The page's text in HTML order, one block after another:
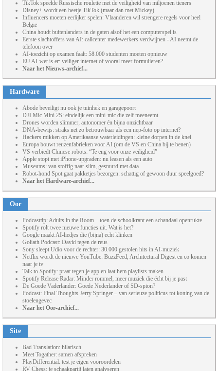
TikTok speelde Russische roulette met de veiligheid van miljoenen tieners
Disney+ wordt een beetje TikTok (maar dan met Mickey)
Influencers moeten eerlijker spelen: Vlaanderen wil strengere regels voor heel
België
China houdt buitenlanders in de gaten alsof het een computerspel is
Eerste slachtoffers van AI: callcenter medewerkers verdwijnen - AI neemt de
telefoon over
AI-toezicht op examen faalt: 58.000 studenten moeten opnieuw
EU AI-wet is er: veiliger internet of vooral meer formulieren?
Naar het Nieuws-archief...
Hardware
Abode beveiligt nu ook je tuinhek en garagepoort
DJI Mic Mini 2S: eindelijk een mini-mic die zelf meeneemt
Drones worden slimmer, autonomer én bijna onzichtbaar
DNA-bewijs: straks net zo betrouwbaar als een nep-foto op internet?
Hackers mikken op Amerikaanse waterleidingen: kleine dorpen in de knel
Europa bouwt reuzenfabrieken voor AI (om de VS en China bij te benen)
VS verbiedt Chinese robots: “Te eng voor onze veiligheid”
Apple stopt met iPhone-upgraden: nu leasen als een auto
Museums: van stoffig naar slim, gestuurd met data
Robot-hond Spot gaat pakketjes bezorgen: schattig of gewoon duur speelgoed?
Naar het Hardware-archief...
Oor
Podcasttip: Adults in the Room – toen de schoolkrant een schandaal openrukte
Spotify rolt twee nieuwe functies uit. Wat is het?
Google maakt AI-liedjes die (bijna) echt klinken
Goliath Podcast: David tegen de reus
Sony sleept Udio voor de rechter: 30.000 gestolen hits in AI-muziek
Netflix wordt de nieuwe YouTube: BuzzFeed, Architectural Digest en co komen
naar je tv
Talk to Spotify: praat tegen je app en laat hem playlists maken
Spotify Release Radar: Minder rommel, meer muziek die écht bij je past
De Goede Vaderlander: Goede Nederlander of SD-spion?
Podcast: Final Thoughts Jerry Springer – van serieuze politicus tot koning van de
stoelengevec
Naar het Oor-archief...
Site
Bad Translation: hilarisch
Meet Togather: samen afspreken
PlayDifferential: test je eigen vooroordelen
RV Chess: je schaakpartij laten analyseren